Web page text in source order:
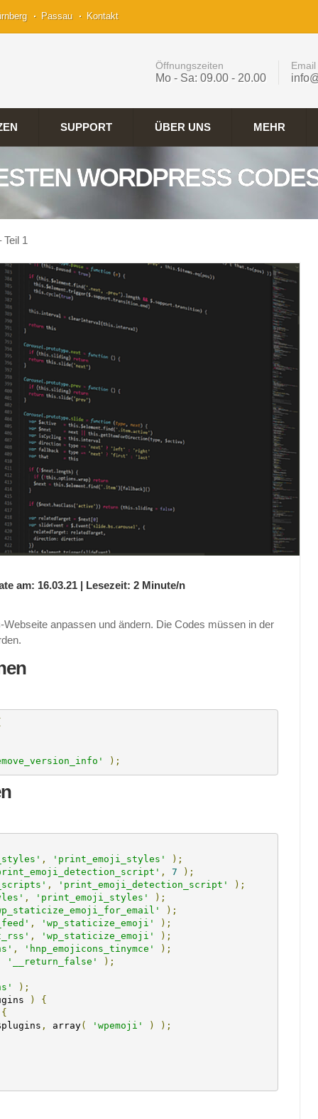
Passau Kontakt
Öffnungszeiten
Mo - Sa: 09.00 - 20.00
Email
SUPPORT ÜBER UNS MEHR
WORDPRESS
1
am: 16.03.21 | Lesezeit: 2 Minute/n
anpassen und ändern. Die Codes müssen in der
);
, 'print_emoji_styles'
);
, 7
);
, 'print_emoji_detection_script'
);
, 'print_emoji_styles'
);
);
, 'wp_staticize_emoji'
);
, 'wp_staticize_emoji'
);
, 'hnp_emojicons_tinymce'
);
'__return_false'
);
);
)
{
{
, array( 'wpemoji' )
);